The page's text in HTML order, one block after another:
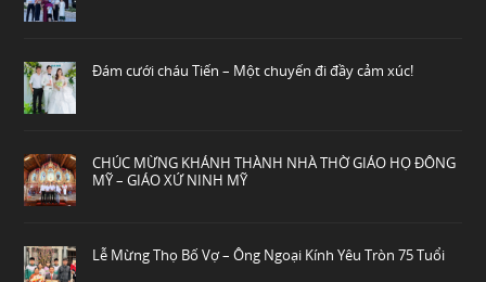
Đám cưới cháu Tiến – Một chuyến đi đầy cảm xúc!
CHÚC MỪNG KHÁNH THÀNH NHÀ THỜ GIÁO HỌ ĐÔNG
MỸ – GIÁO XỨ NINH MỸ
Lễ Mừng Thọ Bố Vợ – Ông Ngoại Kính Yêu Tròn 75 Tuổi